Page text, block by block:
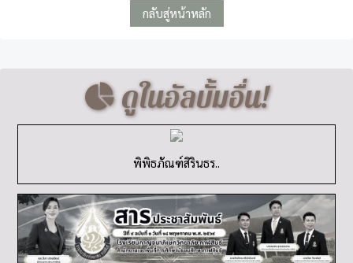
กลับสู่หน้าหลัก
ดูในอัลบั้มอื่น!
พิพิธภัณฑ์สิรินธร..